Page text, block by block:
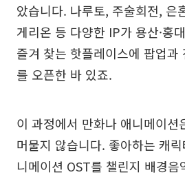
았습니다. 나루토, 주술회전, 은
게리온 등 다양한 IP가 용산·홍
즐겨 찾는 핫플레이스에 팝업과
를 오픈한 바 있죠.
이 과정에서 만화나 애니메이
머물지 않습니다. 좋아하는 캐
니메이션 OST를 챌린지 배경음